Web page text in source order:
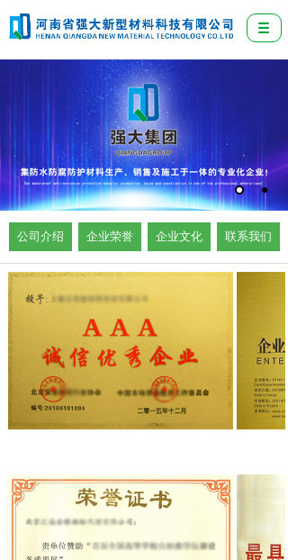
公司介绍 企业荣誉 企业文化 联系我们